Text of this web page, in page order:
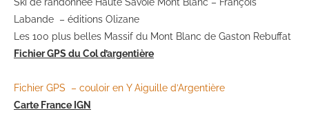
Ski de randonnée Haute Savoie Mont Blanc – François
Labande – éditions Olizane
Les 100 plus belles Massif du Mont Blanc de Gaston Rebuffat
Fichier GPS du Col d’argentière
Fichier GPS – couloir en Y Aiguille d’Argentière
Carte France IGN